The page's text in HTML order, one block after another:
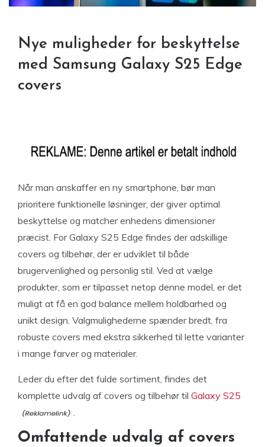
Nye muligheder for beskyttelse
med Samsung Galaxy S25 Edge
covers
Når man anskaffer en ny smartphone, bør man
prioritere funktionelle løsninger, der giver optimal
beskyttelse og matcher enhedens dimensioner
præcist. For Galaxy S25 Edge findes der adskillige
covers og tilbehør, der er udviklet til både
brugervenlighed og personlig stil. Ved at vælge
produkter, som er tilpasset netop denne model, er det
muligt at få en god balance mellem holdbarhed og
unikt design. Valgmulighederne spænder bredt, fra
robuste covers med ekstra sikkerhed til lette varianter
i mange farver og materialer.
Leder du efter det fulde sortiment, findes det
komplette udvalg af covers og tilbehør til Galaxy S25
.
Omfattende udvalg af covers